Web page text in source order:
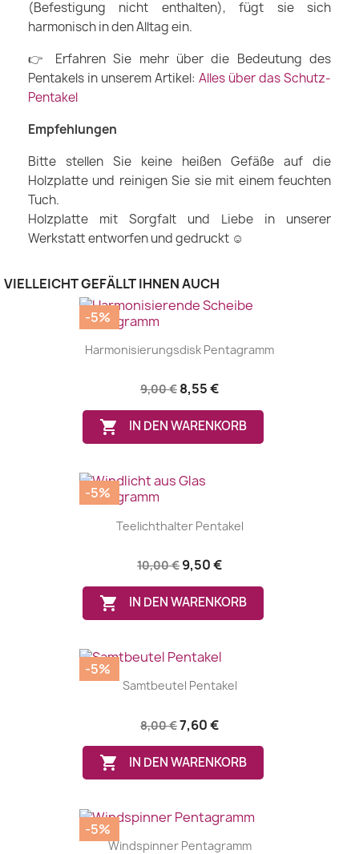
(Befestigung nicht enthalten), fügt sie sich
harmonisch in den Alltag ein.
👉 Erfahren Sie mehr über die Bedeutung des
Pentakels in unserem Artikel: Alles über das Schutz-
Pentakel
Empfehlungen
Bitte stellen Sie keine heißen Gefäße auf die
Holzplatte und reinigen Sie sie mit einem feuchten
Tuch.
Holzplatte mit Sorgfalt und Liebe in unserer
Werkstatt entworfen und gedruckt ☺
VIELLEICHT GEFÄLLT IHNEN AUCH
Harmonisierungsdisk Pentagramm
9,00 € 8,55 €
 IN DEN WARENKORB
-5%
Teelichthalter Pentakel
10,00 € 9,50 €
 IN DEN WARENKORB
-5%
Samtbeutel Pentakel
8,00 €7,60 €
 IN DEN WARENKORB
-5%
Windspinner Pentagramm
-5%